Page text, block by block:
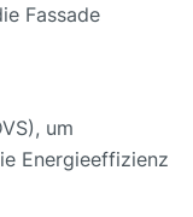
Fassade
um
Energieeffizienz